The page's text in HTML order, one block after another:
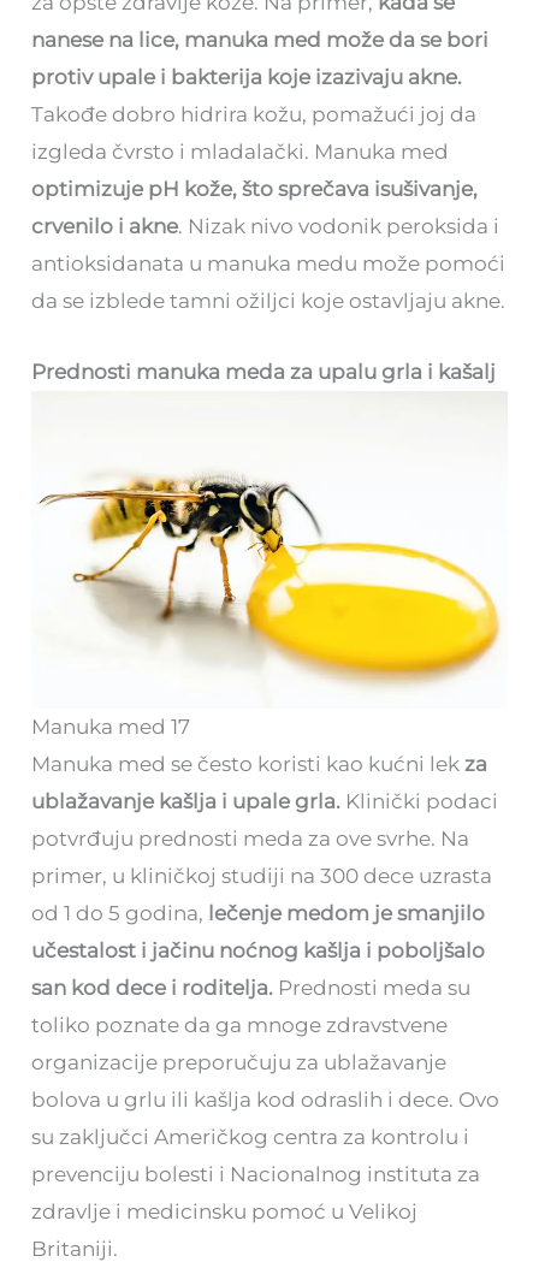
nanese na lice, manuka med može da se bori
protiv upale i bakterija koje izazivaju akne.
Takođe dobro hidrira kožu, pomažući joj da
izgleda čvrsto i mladalački. Manuka med
optimizuje pH kože, što sprečava isušivanje,
crvenilo i akne. Nizak nivo vodonik peroksida i
antioksidanata u manuka medu može pomoći
da se izblede tamni ožiljci koje ostavljaju akne.
Prednosti manuka meda za upalu grla i kašalj
Manuka med 17
Manuka med se često koristi kao kućni lekza
ublažavanje kašlja i upale grla. Klinički podaci
potvrđuju prednosti meda za ove svrhe. Na
primer, u kliničkoj studiji na 300 dece uzrasta
od 1 do 5 godina, lečenje medom je smanjilo
učestalost i jačinu noćnog kašlja i poboljšalo
san kod dece i roditelja. Prednosti meda su
toliko poznate da ga mnoge zdravstvene
organizacije preporučuju za ublažavanje
bolova u grlu ili kašlja kod odraslih i dece. Ovo
su zaključci Američkog centra za kontrolu i
prevenciju bolesti i Nacionalnog instituta za
zdravlje i medicinsku pomoć u Velikoj
Britaniji.